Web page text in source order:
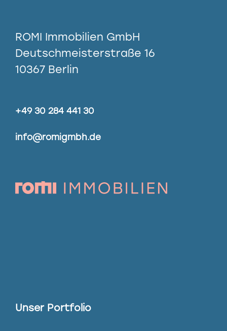
ROMI Immobilien GmbH
Deutschmeisterstraße 16
10367 Berlin
+49 30 284 441 30
info@romigmbh.de
Unser Portfolio